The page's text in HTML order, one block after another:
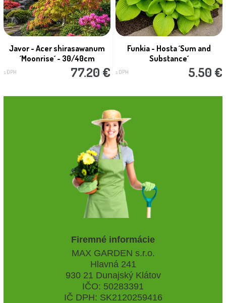
Javor - Acer shirasawanum
´Moonrise´ - 30/40cm
s DPH 77.20 €
Funkia - Hosta ´Sum and
Substance´
s DPH 5.50 €
Firemné informácie
MAX GARDEN s.r.o.
Hlavná 241
930 21 Dunajský Klátov
IČO: 50283391
IČ DPH: SK2120259416